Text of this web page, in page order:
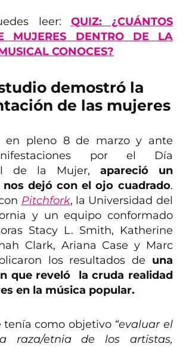
leer: QUIZ: ¿CUÁNTOS
MUJERES DENTRO DE LA
CONOCES?
demostró la
de las mujeres
en pleno 8 de marzo y ante
por el Día
de la Mujer, apareció un
dejó con el ojo cuadrado.
Pitchfork, la Universidad del
y un equipo conformado
Stacy L. Smith, Katherine
Clark, Ariana Case y Marc
los resultados de una
que reveló la cruda realidad
en la música popular.
tenía como objetivo “evaluar el
raza/etnia de los artistas,